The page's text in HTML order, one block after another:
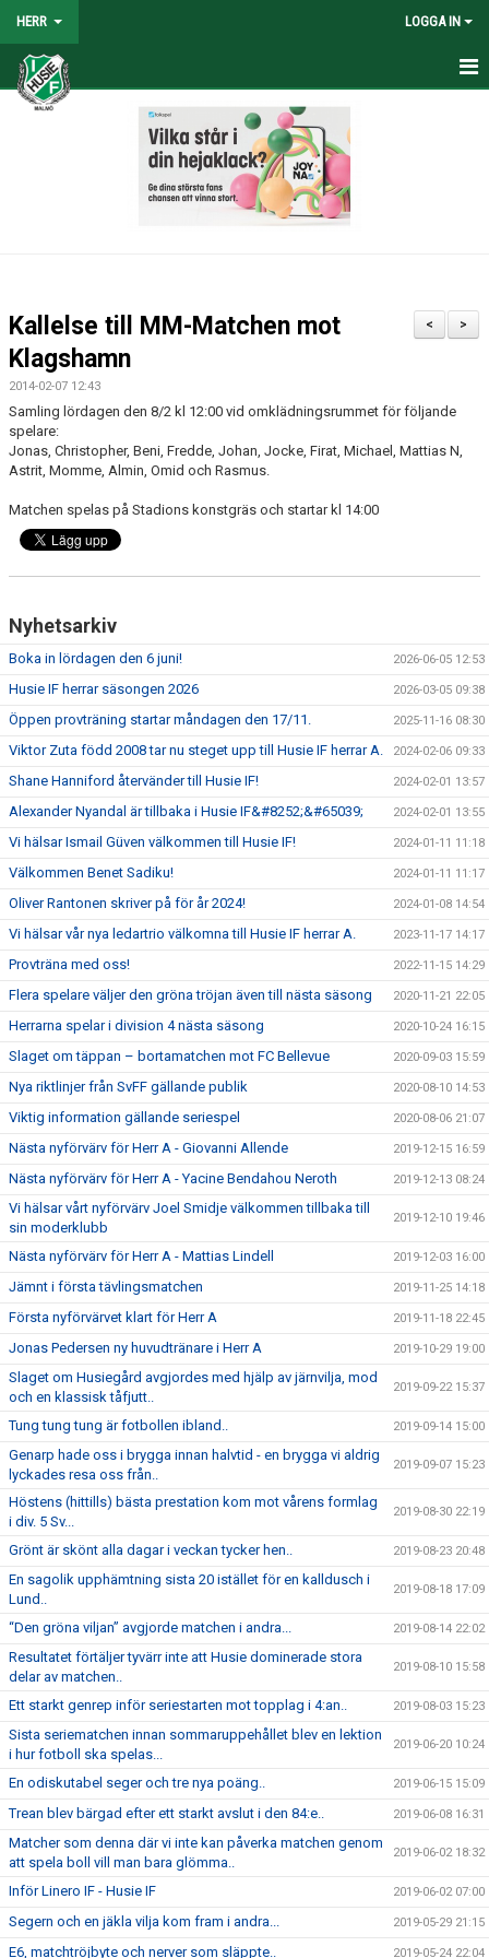
HERR LOGGA IN
HEM
MATCHER
BILDGALLERI
KONTAKT
>
<
Kallelse till MM-Matchen mot
Klagshamn
2014-02-07 12:43
Samling lördagen den 8/2 kl 12:00 vid omklädningsrummet för följande
spelare:
Jonas, Christopher, Beni, Fredde, Johan, Jocke, Firat, Michael, Mattias N,
Astrit, Momme, Almin, Omid och Rasmus.
Matchen spelas på Stadions konstgräs och startar kl 14:00
Nyhetsarkiv
Boka in lördagen den 6 juni! 2026-06-05 12:53
Husie IF herrar säsongen 2026 2026-03-05 09:38
Öppen provträning startar måndagen den 17/11. 2025-11-16 08:30
Viktor Zuta född 2008 tar nu steget upp till Husie IF herrar A. 2024-02-06 09:33
Shane Hanniford återvänder till Husie IF! 2024-02-01 13:57
Alexander Nyandal är tillbaka i Husie IF&#8252;&#65039; 2024-02-01 13:55
Vi hälsar Ismail Güven välkommen till Husie IF! 2024-01-11 11:18
Välkommen Benet Sadiku! 2024-01-11 11:17
Oliver Rantonen skriver på för år 2024! 2024-01-08 14:54
Vi hälsar vår nya ledartrio välkomna till Husie IF herrar A. 2023-11-17 14:17
Provträna med oss! 2022-11-15 14:29
Flera spelare väljer den gröna tröjan även till nästa säsong 2020-11-21 22:05
Herrarna spelar i division 4 nästa säsong 2020-10-24 16:15
Slaget om täppan – bortamatchen mot FC Bellevue 2020-09-03 15:59
Nya riktlinjer från SvFF gällande publik 2020-08-10 14:53
Viktig information gällande seriespel 2020-08-06 21:07
Nästa nyförvärv för Herr A - Giovanni Allende 2019-12-15 16:59
Nästa nyförvärv för Herr A - Yacine Bendahou Neroth 2019-12-13 08:24
Vi hälsar vårt nyförvärv Joel Smidje välkommen tillbaka till
sin moderklubb
2019-12-10 19:46
Nästa nyförvärv för Herr A - Mattias Lindell 2019-12-03 16:00
Jämnt i första tävlingsmatchen 2019-11-25 14:18
Första nyförvärvet klart för Herr A 2019-11-18 22:45
Jonas Pedersen ny huvudtränare i Herr A 2019-10-29 19:00
Slaget om Husiegård avgjordes med hjälp av järnvilja, mod
och en klassisk tåfjutt..
2019-09-22 15:37
Tung tung tung är fotbollen ibland.. 2019-09-14 15:00
Genarp hade oss i brygga innan halvtid - en brygga vi aldrig
lyckades resa oss från..
2019-09-07 15:23
Höstens (hittills) bästa prestation kom mot vårens formlag
i div. 5 Sv...
2019-08-30 22:19
Grönt är skönt alla dagar i veckan tycker hen.. 2019-08-23 20:48
En sagolik upphämtning sista 20 istället för en kalldusch i
Lund..
2019-08-18 17:09
“Den gröna viljan” avgjorde matchen i andra... 2019-08-14 22:02
Resultatet förtäljer tyvärr inte att Husie dominerade stora
delar av matchen..
2019-08-10 15:58
Ett starkt genrep inför seriestarten mot topplag i 4:an.. 2019-08-03 15:23
Sista seriematchen innan sommaruppehållet blev en lektion
i hur fotboll ska spelas...
2019-06-20 10:24
En odiskutabel seger och tre nya poäng.. 2019-06-15 15:09
Trean blev bärgad efter ett starkt avslut i den 84:e.. 2019-06-08 16:31
Matcher som denna där vi inte kan påverka matchen genom
att spela boll vill man bara glömma..
2019-06-02 18:32
Inför Linero IF - Husie IF 2019-06-02 07:00
Segern och en jäkla vilja kom fram i andra... 2019-05-29 21:15
E6, matchtröjbyte och nerver som släppte.. 2019-05-24 22:04